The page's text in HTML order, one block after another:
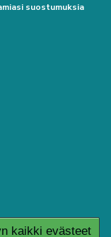
suostumuksia
kaikki evästeet